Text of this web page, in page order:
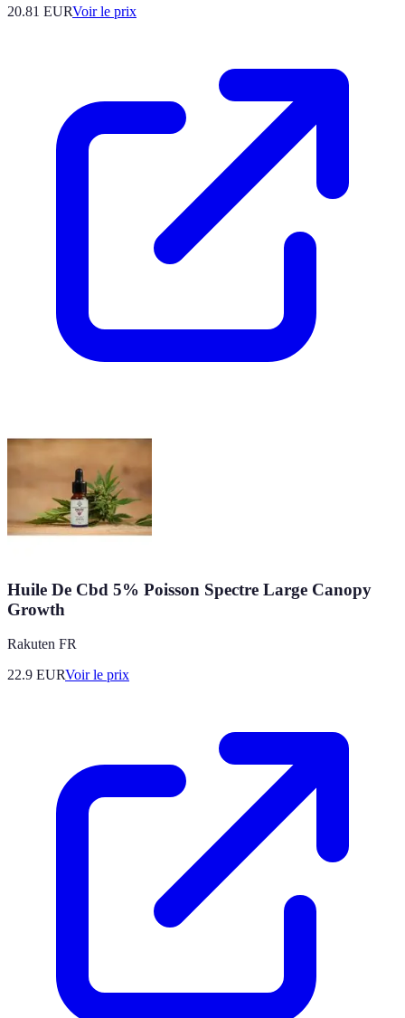
20.81 EURVoir le prix
Huile De Cbd 5% Poisson Spectre Large Canopy
Growth
Rakuten FR
22.9 EURVoir le prix